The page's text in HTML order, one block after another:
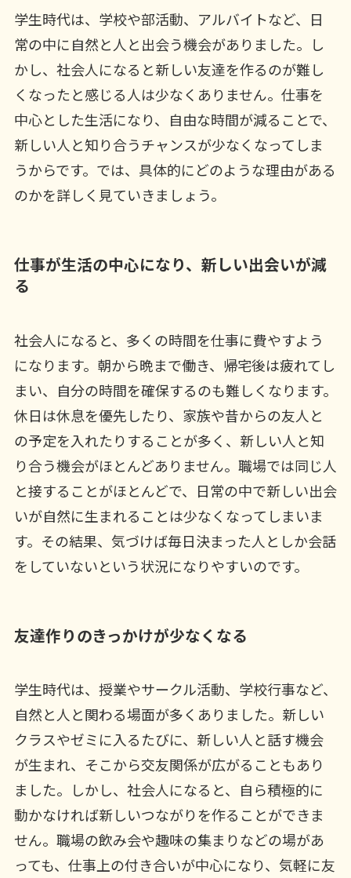
学生時代は、学校や部活動、アルバイトなど、日
常の中に自然と人と出会う機会がありました。し
かし、社会人になると新しい友達を作るのが難し
くなったと感じる人は少なくありません。仕事を
中心とした生活になり、自由な時間が減ることで、
新しい人と知り合うチャンスが少なくなってしま
うからです。では、具体的にどのような理由がある
のかを詳しく見ていきましょう。
仕事が生活の中心になり、新しい出会いが減
る
社会人になると、多くの時間を仕事に費やすよう
になります。朝から晩まで働き、帰宅後は疲れてし
まい、自分の時間を確保するのも難しくなります。
休日は休息を優先したり、家族や昔からの友人と
の予定を入れたりすることが多く、新しい人と知
り合う機会がほとんどありません。職場では同じ人
と接することがほとんどで、日常の中で新しい出会
いが自然に生まれることは少なくなってしまいま
す。その結果、気づけば毎日決まった人としか会話
をしていないという状況になりやすいのです。
友達作りのきっかけが少なくなる
学生時代は、授業やサークル活動、学校行事など、
自然と人と関わる場面が多くありました。新しい
クラスやゼミに入るたびに、新しい人と話す機会
が生まれ、そこから交友関係が広がることもあり
ました。しかし、社会人になると、自ら積極的に
動かなければ新しいつながりを作ることができま
せん。職場の飲み会や趣味の集まりなどの場があ
っても、仕事上の付き合いが中心になり、気軽に友